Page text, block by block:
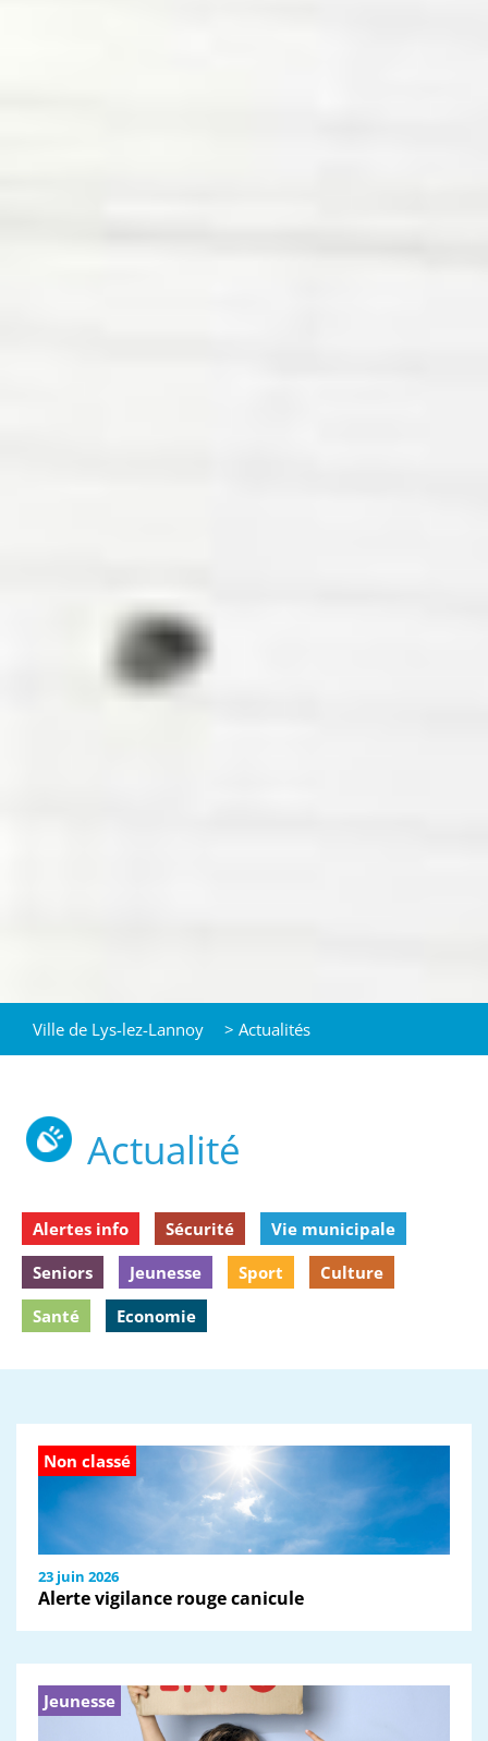
Ville de Lys-lez-Lannoy > Actualités
Actualité
Alertes info Sécurité
Vie municipale
Seniors
Jeunesse Sport
Culture
Santé
Economie
Non classé
23 juin 2026
Alerte vigilance rouge canicule
Jeunesse